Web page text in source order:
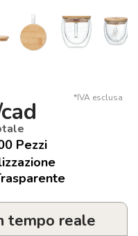
*IVA esclusa
Pezzi
tempo reale